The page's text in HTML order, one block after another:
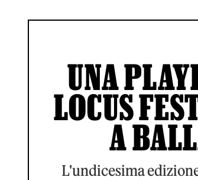
UNA
LOCUS
A
L'undicesima